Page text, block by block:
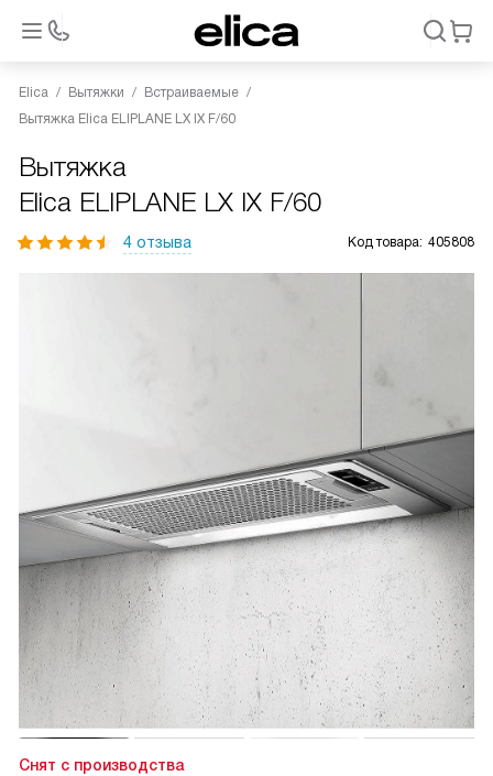
Elica Вытяжки
Встраиваемые
Вытяжка Elica ELIPLANE LX IX F/60
Вытяжка
Elica ELIPLANE LX IX F/60
4 отзыва Код товара: 405808
Снят с производства